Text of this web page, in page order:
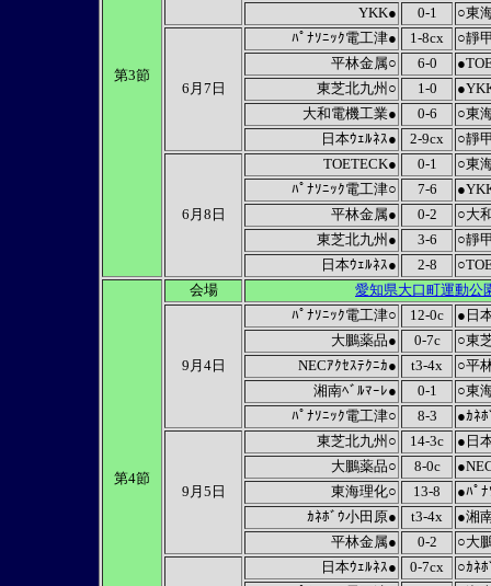
第3節
YKK●
0-1 ○東
6月7日
ﾊﾟﾅｿﾆｯｸ電工津● 1-8cx
○靜
平林金属○
6-0
東芝北九州○
1-0
大和電機工業●
0-6
○東
日本ｳｪﾙﾈｽ●
2-9cx ○靜
6月8日
TOETECK● 0-1
○東
ﾊﾟﾅｿﾆｯｸ電工津○
7-6
平林金属●
0-2
○大
東芝北九州●
3-6
○靜
日本ｳｪﾙﾈｽ●
2-8
第4節
会場 愛知県大口町運動公
9月4日
ﾊﾟﾅｿﾆｯｸ電工津○ 12-0c
●日
大鵬薬品●
0-7c
○東
NECｱｸｾｽﾃｸﾆｶ●
t3-4x
○平
湘南ﾍﾞﾙﾏｰﾚ●
0-1
○東
ﾊﾟﾅｿﾆｯｸ電工津○
8-3 ●ｶﾈ
9月5日
東芝北九州○ 14-3c
●日
大鵬薬品○
8-0c
東海理化○
13-8
●ﾊﾟ
ｶﾈﾎﾞｳ小田原●
t3-4x
●湘
平林金属●
0-2 ○大
日本ｳｪﾙﾈｽ● 0-7cx
○ｶﾈ